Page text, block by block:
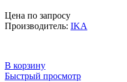
Цена по запросу
Производитель: IKA
В корзину
Быстрый просмотр